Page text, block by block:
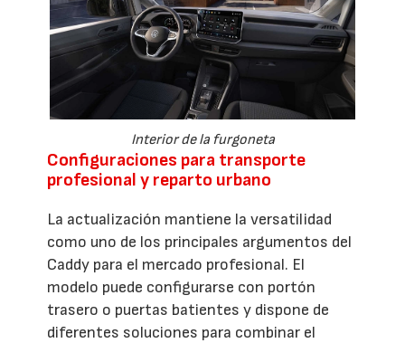
Interior de la furgoneta
Configuraciones para transporte
profesional y reparto urbano
La actualización mantiene la versatilidad
como uno de los principales argumentos del
Caddy para el mercado profesional. El
modelo puede configurarse con portón
trasero o puertas batientes y dispone de
diferentes soluciones para combinar el